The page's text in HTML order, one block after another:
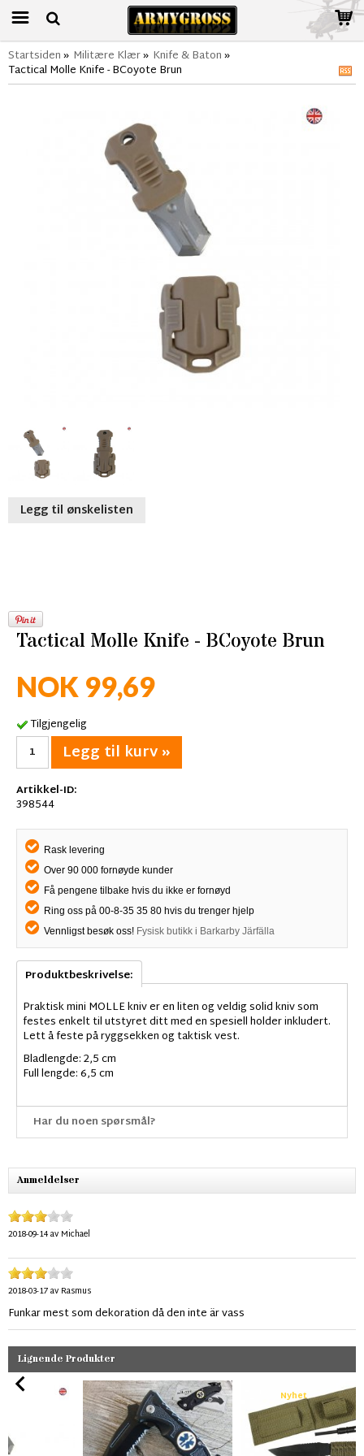
Startsiden» Militære Klær» Knife & Baton»
Tactical Molle Knife - BCoyote Brun
Legg til ønskelisten
Tactical Molle Knife - BCoyote Brun
NOK 99,69
Tilgjengelig
Legg til kurv »
Artikkel-ID:
398544
Rask levering
Over 90 000 fornøyde kunder
Få pengene tilbake hvis du ikke er fornøyd
Ring oss på 00-8-35 35 80 hvis du trenger hjelp
Vennligst besøk oss! Fysisk butikk i Barkarby Järfälla
Produktbeskrivelse:
Praktisk mini MOLLE kniv er en liten og veldig solid kniv som
festes enkelt til utstyret ditt med en spesiell holder inkludert.
Lett å feste på ryggsekken og taktisk vest.
Bladlengde: 2,5 cm
Full lengde: 6,5 cm
Har du noen spørsmål?
Anmeldelser
2018-09-14av Michael
2018-03-17av Rasmus
Funkar mest som dekoration då den inte är vass
Lignende Produkter
Nyhet